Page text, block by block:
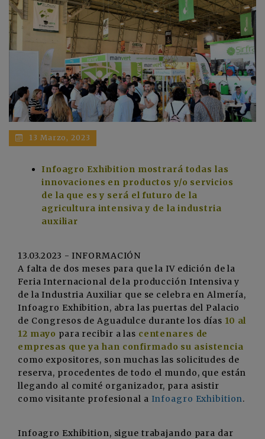
13 Marzo, 2023
Infoagro Exhibition mostrará todas las
innovaciones en productos y/o servicios
de la que es y será el futuro de la
agricultura intensiva y de la industria
auxiliar
13.03.2023 - INFORMACIÓN
A falta de dos meses para que la IV edición de la
Feria Internacional de la producción Intensiva y
de la Industria Auxiliar que se celebra en Almería,
Infoagro Exhibition, abra las puertas del Palacio
de Congresos de Aguadulce durante los días 10 al
12 mayo para recibir a las centenares de
empresas que ya han confirmado su asistencia
como expositores, son muchas las solicitudes de
reserva, procedentes de todo el mundo, que están
llegando al comité organizador, para asistir
como visitante profesional a Infoagro Exhibition.
Infoagro Exhibition, sigue trabajando para dar